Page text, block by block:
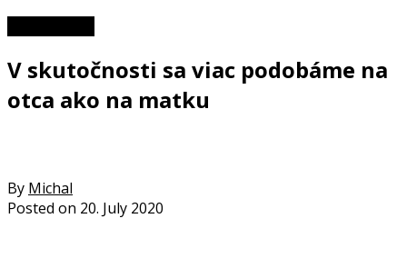
V skutočnosti sa viac podobáme na
otca ako na matku
By Michal
Posted on 20. July 2020